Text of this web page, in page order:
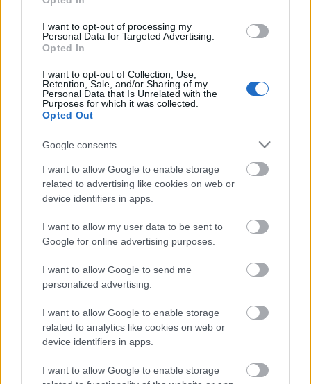
I want to opt-out of processing my
Personal Data for Targeted Advertising.
Opted In
I want to opt-out of Collection, Use,
Retention, Sale, and/or Sharing of my
Personal Data that Is Unrelated with the
Purposes for which it was collected.
Opted Out
Google consents
I want to allow Google to enable storage
related to advertising like cookies on web or
device identifiers in apps.
I want to allow my user data to be sent to
Google for online advertising purposes.
I want to allow Google to send me
personalized advertising.
I want to allow Google to enable storage
related to analytics like cookies on web or
device identifiers in apps.
I want to allow Google to enable storage
légifelvételek esetében is hasonló a helyzet, tekintsük
át, hogyan fejlődött a technológia, amíg erre a
Perspektív légifelvételek
KrisztianTakacs •2016. szeptember 28.
A fentrol.hu oldalon látható légifelvételek többségén
térképszerűen jelenik meg a földfelszín, azaz az utak,